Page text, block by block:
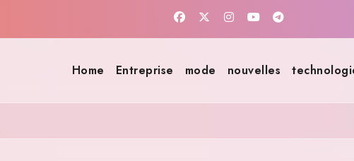
Home Entreprise mode nouvelles